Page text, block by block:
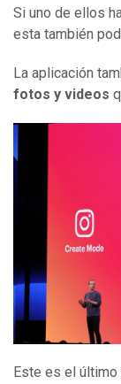
Si uno de ellos
esta también
La aplicación
fotos y videos
Este es el